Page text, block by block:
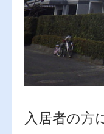
入居者の方